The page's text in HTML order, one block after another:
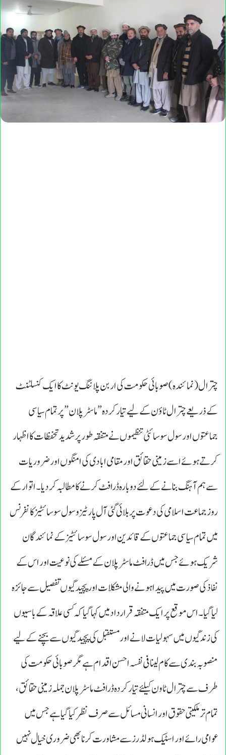
چترال (نمائندہ ) صوبائی حکومت کی اربن پلاننگ یونٹ کا ایک کنسلٹنٹ
کے ذریعے چترال ٹاؤن کے لیے تیار کردہ ”ماسٹر پلان” پر تمام سیاسی
جماعتوں اور سول سوسائٹی تنظیموں نے متفقہ طور پر شدید تحفظات کا اظہار
کرتے ہوئے اسے زمینی حقائق اور مقامی ابادی کی امنگوں اور ضروریات
سے ہم آہنگ بنانے کے لئے دوبارہ ڈرافٹ کرنے کا مطالبہ کردیا۔ اتوار کے
روز جماعت اسلامی کی دعوت پر بلائی گئی آل پارٹیز و سول سوسائٹیز کانفرنس
میں تمام سیاسی جماعتوں کے قائدین اور سول سوسائٹیز کے نمائندگان
شریک ہوئے جس میں ڈرافٹ ماسٹر پلان کے مسئلے کی نوعیت اور اس کے
نفاذ کی صورت میں پیدا ہونے والی مشکلات اور پچیدگیوں تفصیل سے جائز ہ
لیا گیا۔ اس موقع پر ایک متفقہ قرارداد میں کہاگیا کہ کسی علاقہ کے باسیوں
کی زندگیوں میں سہولیات لانے اور مستقبل کی پچیدگیوں سے بچنے کے لیے
منصوبہ بندی سے کام لینا فی نفسہ احسن اقدام ہے مگر صوبائی حکومت کی
طرف سے چترال ٹاون کیلئے تیار کردہ ڈرافٹ ماسٹر پلان جملہ زمینی حقائق،
تمام تر ملکیتی حقوق اور انسانی مسائل سے صرف نظر کیا گیا ہے جس میں
عوامی رائے اور اسٹیک ہولڈرز سے مشاورت کرنا بھی ضروری خیال نہیں